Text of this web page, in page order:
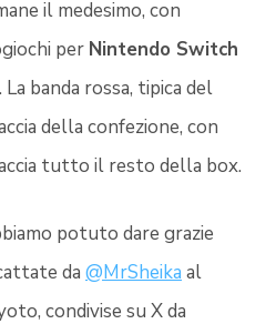
il medesimo, con
per Nintendo Switch
. La banda rossa, tipica del
della confezione, con
tutto il resto della box.
potuto dare grazie
da @MrSheika al
condivise su X da